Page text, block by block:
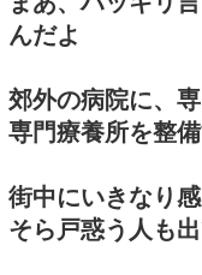
んだよ
郊外の病院に、
専門療養所を整
街中にいきなり
そら戸惑う人も